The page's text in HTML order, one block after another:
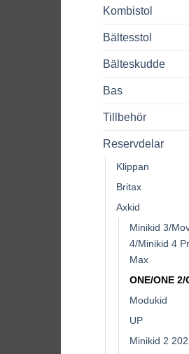
Kombistol
Bältesstol
Bälteskudde
Bas
Tillbehör
Reservdelar
Klippan
Britax
Axkid
Minikid 3/
4/Minikid 4
Max
ONE/ONE 2/
Modukid
UP
Minikid 2